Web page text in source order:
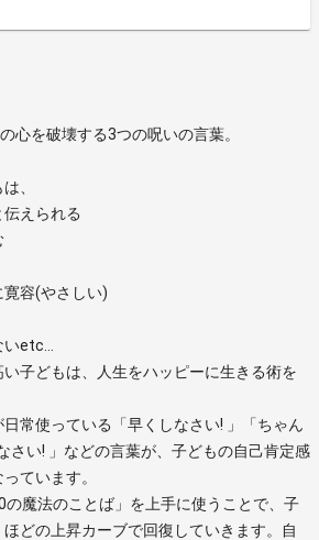
心を破壊する3つの呪いの言葉。
、
伝えられる
寛容(やさしい)
etc…
子どもは、人生をハッピーに生きる術を
常使っている「早くしなさい! 」「ちゃん
さい! 」などの言葉が、子どもの自己肯定感
ています。
魔法のことば」を上手に使うことで、子
どの上昇カーブで回復していきます。自